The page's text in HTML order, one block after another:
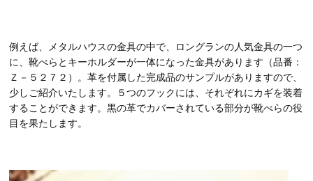
例えば、メタルハウスの金具の中で、ロングランの人気金具の一つ
に、靴べらとキーホルダーが一体になった金具があります（品番：
Ｚ－５２７２）。革を付属した完成品のサンプルがありますので、
少しご紹介いたします。５つのフックには、それぞれにカギを装着
することができます。黒の革でカバーされている部分が靴べらの役
目を果たします。